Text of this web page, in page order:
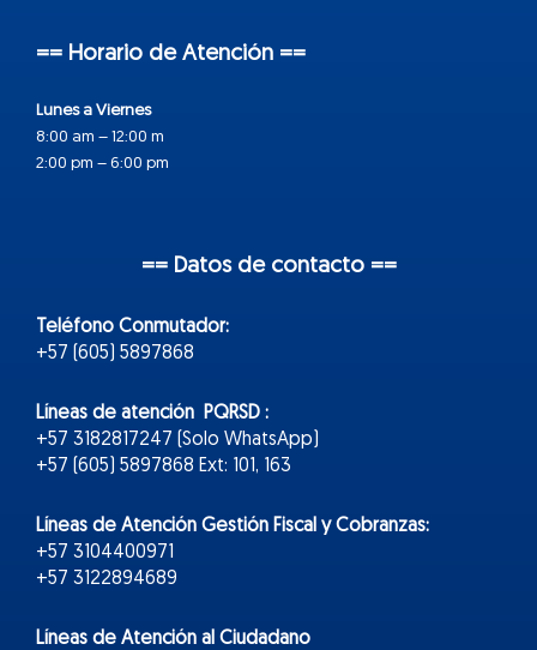
== Horario de Atención ==
Lunes a Viernes
8:00 am – 12:00 m
2:00 pm – 6:00 pm
== Datos de contacto ==
Teléfono Conmutador:
+57 (605) 5897868
Líneas de atención PQRSD :
+57 3182817247 (Solo WhatsApp)
+57 (605) 5897868 Ext: 101, 163
Líneas de Atención Gestión Fiscal y Cobranzas:
+57 3104400971
+57 3122894689
Líneas de Atención al Ciudadano